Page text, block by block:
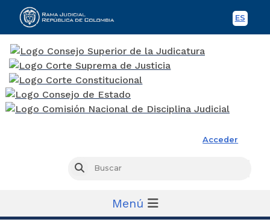
ES
Acceder
Buscar
Menú